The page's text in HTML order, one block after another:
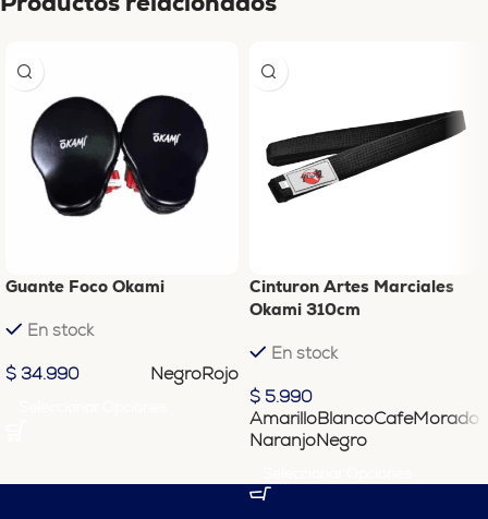
Guante Foco Okami
En stock
$ 34.990 NegroRojo
Cinturon Artes Marciales
Okami 310cm
En stock
$ 5.990
AmarilloBlancoCafeMorado
NaranjoNegro